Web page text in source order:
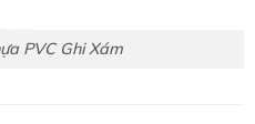
PVC Ghi Xám